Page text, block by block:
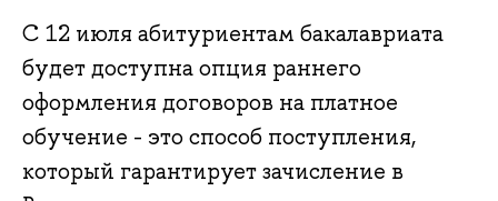
С 12 июля абитуриентам бакалавриата
будет доступна опция раннего
оформления договоров на платное
обучение - это способ поступления,
который гарантирует зачисление в